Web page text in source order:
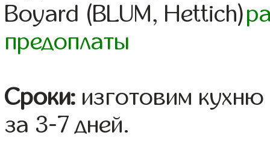
Boyard (BLUM, Hettich)
предоплаты
Сроки: изготовим
за 3-7 дней.